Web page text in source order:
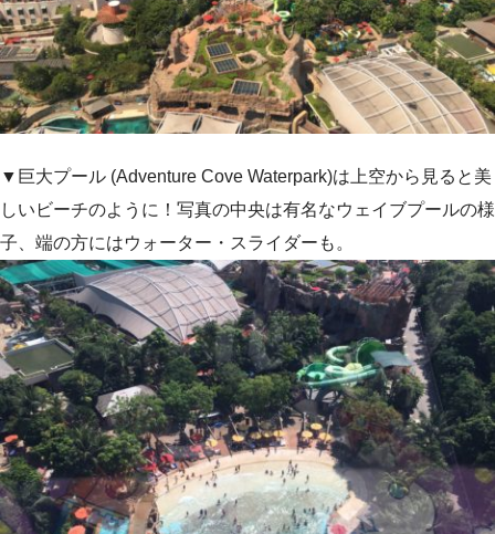
▼巨大プール (Adventure Cove Waterpark)は上空から見ると美
しいビーチのように！写真の中央は有名なウェイブプールの様
子、端の方にはウォーター・スライダーも。